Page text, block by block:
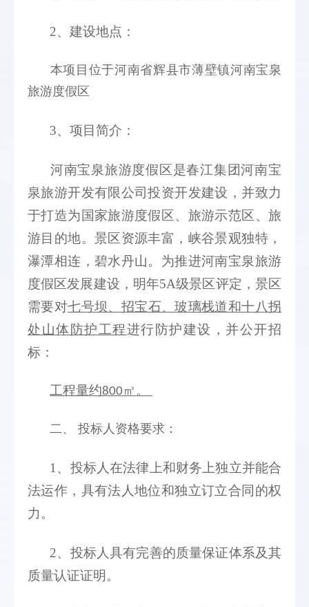
2、建设地点：
本项目位于河南省辉县市薄壁镇河南宝泉
旅游度假区
3、项目简介：
河南宝泉旅游度假区是春江集团河南宝
泉旅游开发有限公司投资开发建设，并致力
于打造为国家旅游度假区、旅游示范区、旅
游目的地。景区资源丰富，峡谷景观独特，
瀑潭相连，碧水丹山。为推进河南宝泉旅游
度假区发展建设，明年5A级景区评定，景区
需要对七号坝、招宝石、玻璃栈道和十八拐
处山体防护工程进行防护建设，并公开招
标：
工程量约800 ㎡。
二、 投标人资格要求：
1、投标人在法律上和财务上独立并能合
法运作，具有法人地位和独立订立合同的权
力。
2、投标人具有完善的质量保证体系及其
质量认证证明。